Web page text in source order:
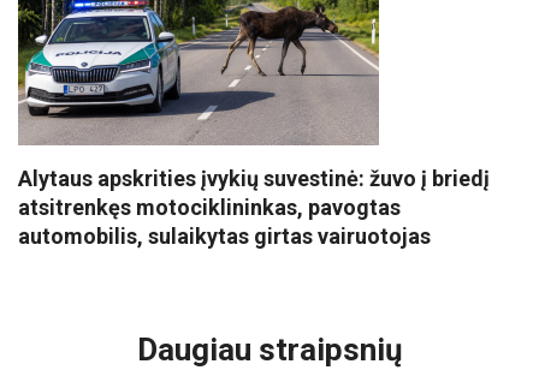
Alytaus apskrities įvykių suvestinė: žuvo į briedį
atsitrenkęs motociklininkas, pavogtas
automobilis, sulaikytas girtas vairuotojas
Daugiau straipsnių